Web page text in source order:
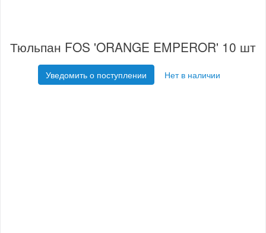
Тюльпан FOS 'ORANGE EMPEROR' 10 шт
Уведомить о поступлении Нет в наличии